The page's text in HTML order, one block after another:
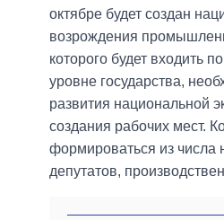
октябре будет создан
возрождения
которого будет входить
уровне государства,
развития национальной
создания рабочих мест.
формироваться из числа
депутатов,